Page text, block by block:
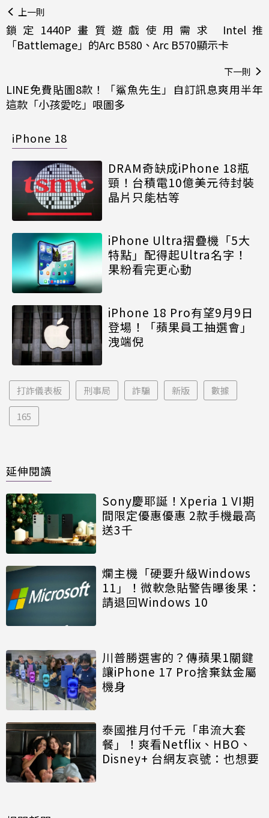
上一則
鎖定1440P畫質遊戲使用需求 Intel推
「Battlemage」的Arc B580、Arc B570顯示卡
下一則
LINE免費貼圖8款！「鯊魚先生」自訂訊息爽用半年
這款「小孩愛吃」哏圖多
iPhone 18
DRAM奇缺成iPhone 18瓶
頸！台積電10億美元待封裝
晶片只能枯等
iPhone Ultra摺疊機「5大
特點」配得起Ultra名字！
果粉看完更心動
iPhone 18 Pro有望9月9日
登場！「蘋果員工抽選會」
洩端倪
打詐儀表板 刑事局 詐騙 新版 數據
165
延伸閱讀
Sony慶耶誕！Xperia 1 VI期
間限定優惠優惠 2款手機最高
送3千
爛主機「硬要升級Windows
11」！微軟急貼警告曝後果：
請退回Windows 10
川普勝選害的？傳蘋果1關鍵
讓iPhone 17 Pro捨棄鈦金屬
機身
泰國推月付千元「串流大套
餐」！爽看Netflix、HBO、
Disney+ 台網友哀號：也想要